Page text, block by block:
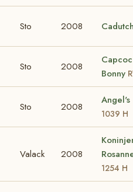
Sto 2008
Sto 2008
Bonny
Sto 2008
1039 H
Valack 2008
1254 H